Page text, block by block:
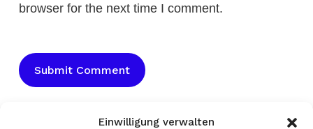
Einwilligung verwalten
browser for the next time I comment.